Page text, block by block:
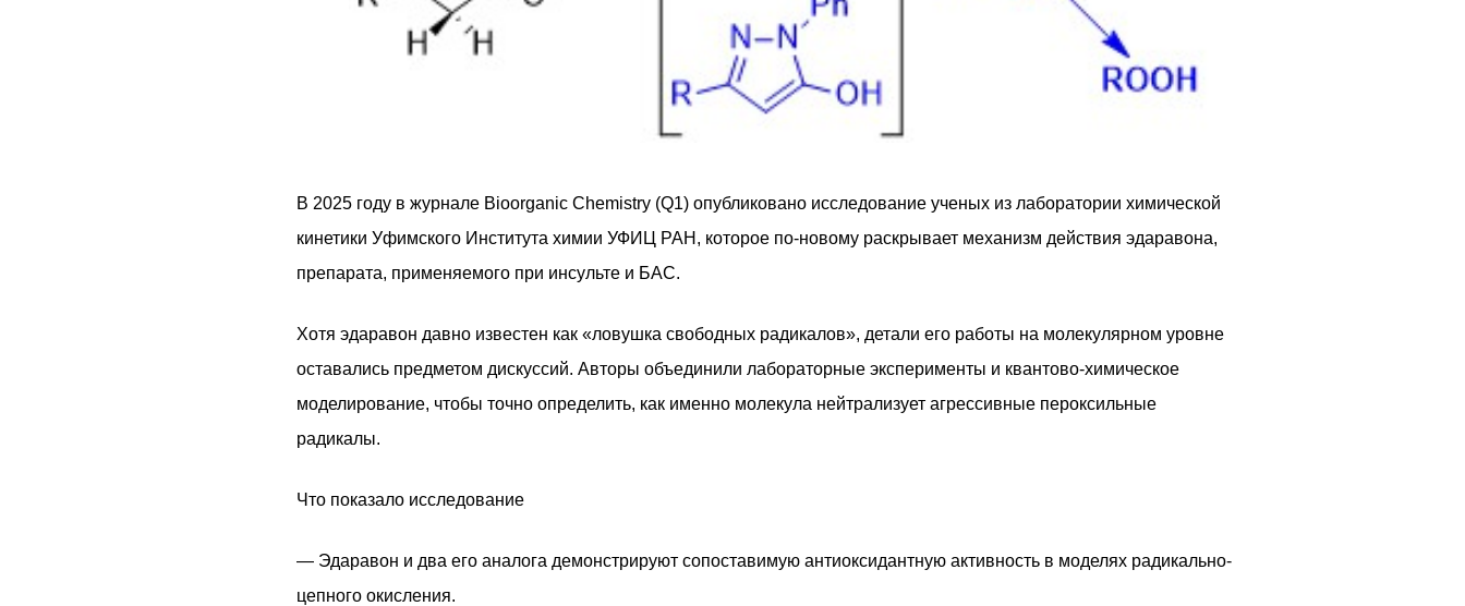
В 2025 году в журнале Bioorganic Chemistry (Q1) опубликовано исследование ученых из лаборатории химической
кинетики Уфимского Института химии УФИЦ РАН, которое по-новому раскрывает механизм действия эдаравона,
препарата, применяемого при инсульте и БАС.
Хотя эдаравон давно известен как «ловушка свободных радикалов», детали его работы на молекулярном уровне
оставались предметом дискуссий. Авторы объединили лабораторные эксперименты и квантово-химическое
моделирование, чтобы точно определить, как именно молекула нейтрализует агрессивные пероксильные
радикалы.
Что показало исследование
— Эдаравон и два его аналога демонстрируют сопоставимую антиоксидантную активность в моделях радикально-
цепного окисления.